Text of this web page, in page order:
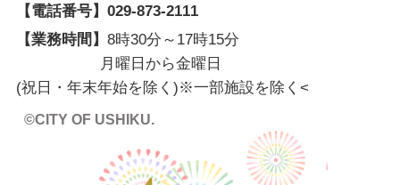
【電話番号】 029-873-2111
【業務時間】 8時30分～17時15分
月曜日から金曜日
(祝日・年末年始を除く)※一部施設を除く <
©CITY OF USHIKU.